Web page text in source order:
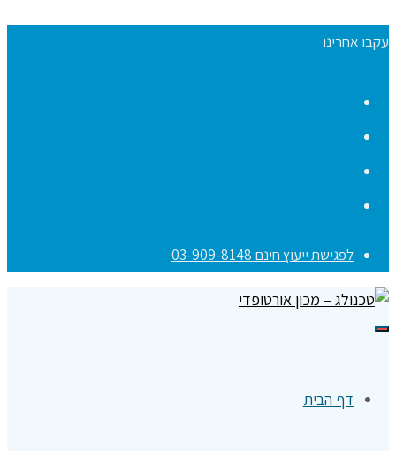
עקבו אחרינו
לפגישת ייעוץ חינם 03-909-8148
תפריט
דף הבית